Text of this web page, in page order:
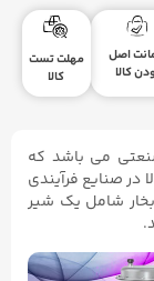
اصل
کالا
مهلت تست
کالا
صنعتی می باشد که
در صنایع فرآیندی
شامل یک شیر